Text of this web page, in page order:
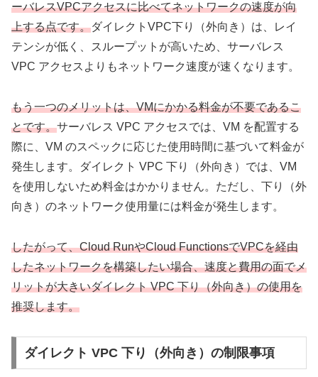
ーバレスVPCアクセスに比べてネットワークの速度が向
上する点です。ダイレクトVPC下り（外向き）は、レイ
テンシが低く、スループットが高いため、サーバレス
VPC アクセスよりもネットワーク速度が速くなります。
もう一つのメリットは、VMにかかる料金が不要であるこ
とです。サーバレス VPC アクセスでは、VM を配置する
際に、VM のスペックに応じた使用時間に基づいて料金が
発生します。ダイレクト VPC 下り（外向き）では、VM
を使用しないため料金はかかりません。ただし、下り（外
向き）のネットワーク使用量には料金が発生します。
したがって、Cloud RunやCloud FunctionsでVPCを経由
したネットワークを構築したい場合、速度と費用の面でメ
リットが大きいダイレクト VPC 下り（外向き）の使用を
推奨します。
ダイレクト VPC 下り（外向き）の制限事項